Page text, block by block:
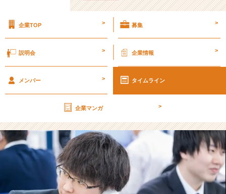
リ
ク
式
会
社
ク
リ
テ
ッ
ク
企業TOP > 募集 >
説明会 > 企業情報 >
メンバー > タイムライン
企業マンガ >